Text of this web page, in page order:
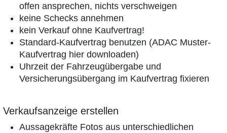
offen ansprechen, nichts verschweigen
keine Schecks annehmen
kein Verkauf ohne Kaufvertrag!
Standard-Kaufvertrag benutzen (ADAC Muster-
Kaufvertrag hier downloaden)
Uhrzeit der Fahrzeugübergabe und
Versicherungsübergang im Kaufvertrag fixieren
Verkaufsanzeige erstellen
Aussagekräfte Fotos aus unterschiedlichen